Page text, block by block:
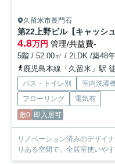
久留米市長門石
第22上野ビル【キャッシ
4.8万円 管理/共益費-
5階 / 52.00㎡ / 2LDK /築48年
鹿児島本線「久留米」駅
バス・トイレ別 室内洗濯
フローリング
電気有
敷0 即入居可
リノベーション済みのデザイ
りある空間で、全居室使いや